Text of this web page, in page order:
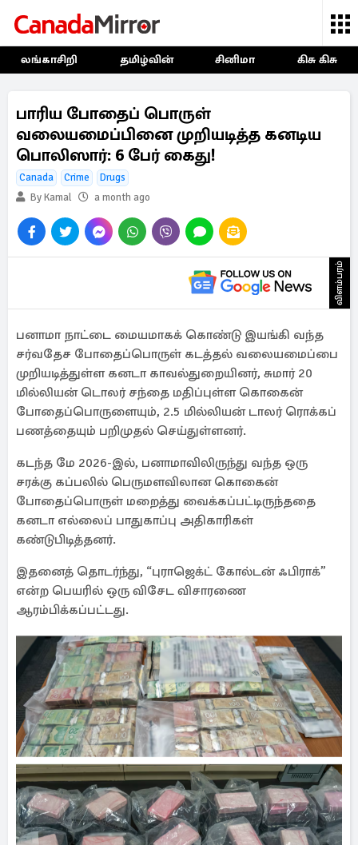
லங்காசிறி தமிழ்வின் சினிமா கிசு கிசு
பாரிய போதைப் பொருள்
வலையமைப்பினை முறியடித்த கனடிய
பொலிஸார்: 6 பேர் கைது!
Canada Crime
Drugs
By Kamal
a month ago
விளம்பரம்
பனாமா நாட்டை மையமாகக் கொண்டு இயங்கி வந்த
சர்வதேச போதைப்பொருள் கடத்தல் வலையமைப்பை
முறியடித்துள்ள கனடா காவல்துறையினர், சுமார் 20
மில்லியன் டொலர் சந்தை மதிப்புள்ள கொகைன்
போதைப்பொருளையும், 2.5 மில்லியன் டாலர் ரொக்கப்
பணத்தையும் பறிமுதல் செய்துள்ளனர்.
கடந்த மே 2026-இல், பனாமாவிலிருந்து வந்த ஒரு
சரக்கு கப்பலில் பெருமளவிலான கொகைன்
போதைப்பொருள் மறைத்து வைக்கப்பட்டிருந்ததை
கனடா எல்லைப் பாதுகாப்பு அதிகாரிகள்
கண்டுபிடித்தனர்.
இதனைத் தொடர்ந்து, “புராஜெக்ட் கோல்டன் ஃபிராக்”
என்ற பெயரில் ஒரு விசேட விசாரணை
ஆரம்பிக்கப்பட்டது.